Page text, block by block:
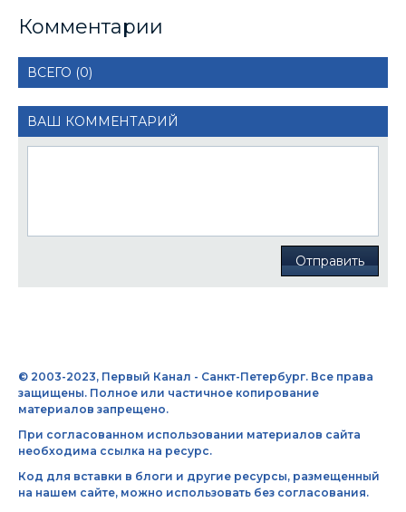
Комментарии
ВСЕГО (0)
ВАШ КОММЕНТАРИЙ
Отправить
© 2003-2023, Первый Канал - Санкт-Петербург. Все права
защищены. Полное или частичное копирование
материалов запрещено.
При согласованном использовании материалов сайта
необходима ссылка на ресурс.
Код для вставки в блоги и другие ресурсы, размещенный
на нашем сайте, можно использовать без согласования.